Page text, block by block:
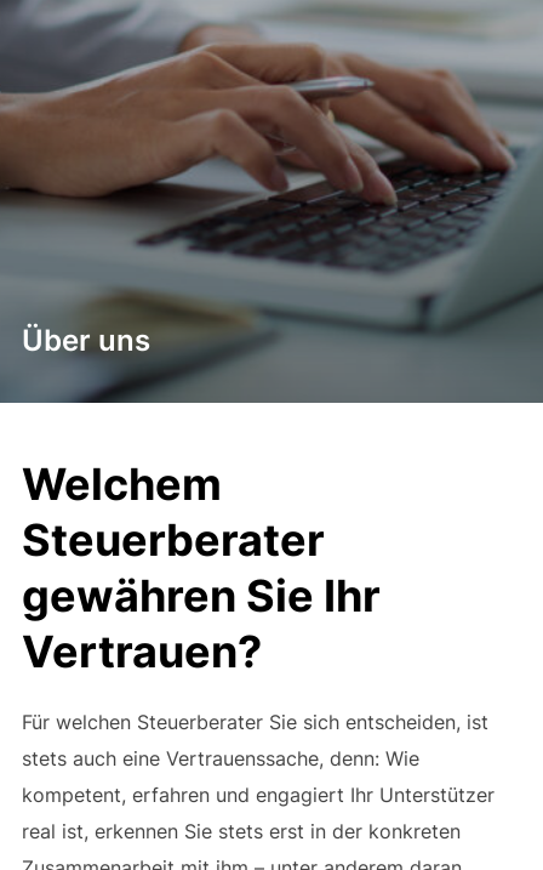
Über uns
Welchem
Steuerberater
gewähren Sie Ihr
Vertrauen?
Für welchen Steuerberater Sie sich entscheiden, ist
stets auch eine Vertrauenssache, denn: Wie
kompetent, erfahren und engagiert Ihr Unterstützer
real ist, erkennen Sie stets erst in der konkreten